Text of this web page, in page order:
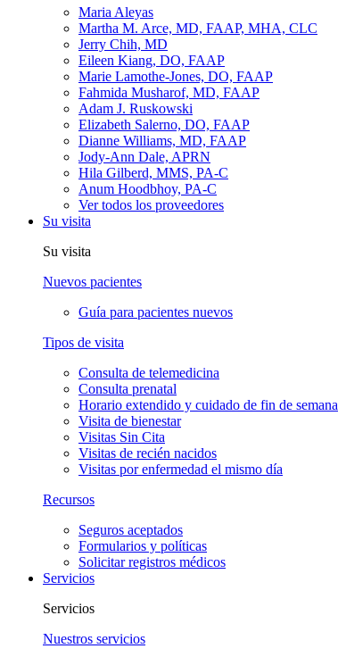
Maria Aleyas
Martha M. Arce, MD, FAAP, MHA, CLC
Jerry Chih, MD
Eileen Kiang, DO, FAAP
Marie Lamothe-Jones, DO, FAAP
Fahmida Musharof, MD, FAAP
Adam J. Ruskowski
Elizabeth Salerno, DO, FAAP
Dianne Williams, MD, FAAP
Jody-Ann Dale, APRN
Hila Gilberd, MMS, PA-C
Anum Hoodbhoy, PA-C
Ver todos los proveedores
Su visita
Su visita
Nuevos pacientes
Guía para pacientes nuevos
Tipos de visita
Consulta de telemedicina
Consulta prenatal
Horario extendido y cuidado de fin de semana
Visita de bienestar
Visitas Sin Cita
Visitas de recién nacidos
Visitas por enfermedad el mismo día
Recursos
Seguros aceptados
Formularios y políticas
Solicitar registros médicos
Servicios
Servicios
Nuestros servicios